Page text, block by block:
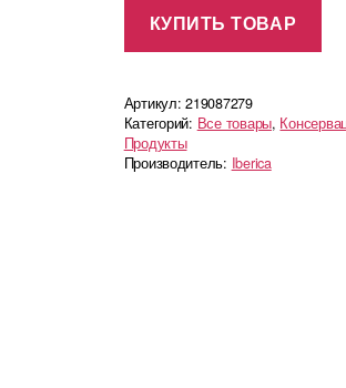
КУПИТЬ ТОВАР
Артикул:219087279
Категорий: Все товары,
Продукты
Производитель: Iberica